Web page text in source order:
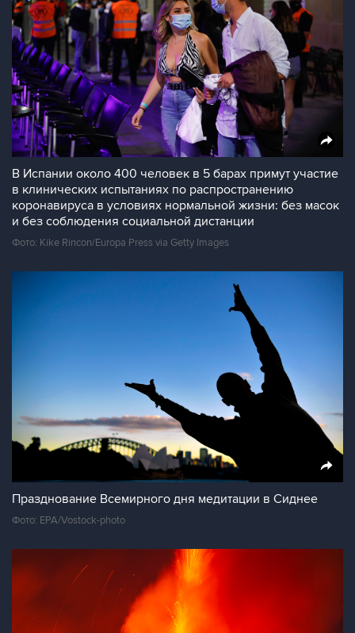
В Испании около 400 человек в 5 барах примут участие
в клинических испытаниях по распространению
коронавируса в условиях нормальной жизни: без масок
и без соблюдения социальной дистанции
Фото: Kike Rincon/Europa Press via Getty Images
Празднование Всемирного дня медитации в Сиднее
Фото: EPA/Vostock-photo